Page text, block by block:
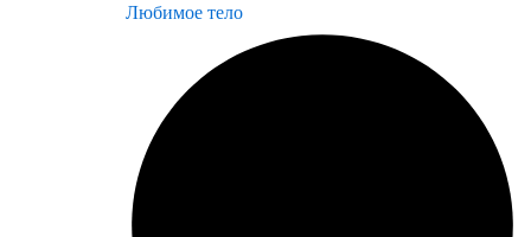
Любимое тело